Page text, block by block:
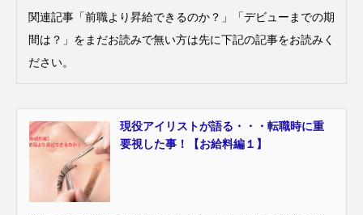
関連記事「前職より昇給できるのか？」「デビューまでの期
間は？」をまだお読みで無い方は先に下記の記事をお読みく
ださい。
現役アイリストが語る・・・転職時に重
要視した事！【お給料編１】